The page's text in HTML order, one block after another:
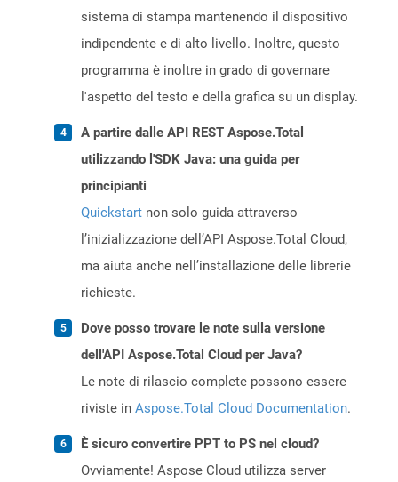
sistema di stampa mantenendo il dispositivo
indipendente e di alto livello. Inoltre, questo
programma è inoltre in grado di governare
l'aspetto del testo e della grafica su un display.
A partire dalle API REST Aspose.Total
utilizzando l'SDK Java: una guida per
principianti
Quickstart non solo guida attraverso
l’inizializzazione dell’API Aspose.Total Cloud,
ma aiuta anche nell’installazione delle librerie
richieste.
Dove posso trovare le note sulla versione
dell'API Aspose.Total Cloud per Java?
Le note di rilascio complete possono essere
riviste in Aspose.Total Cloud Documentation.
È sicuro convertire PPT to PS nel cloud?
Ovviamente! Aspose Cloud utilizza server